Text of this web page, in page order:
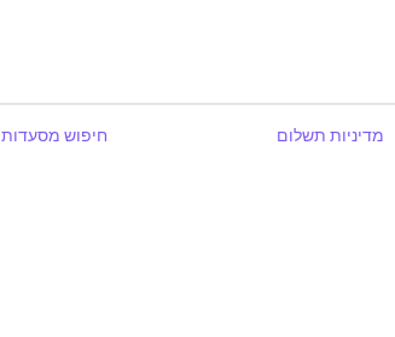
מדיניות תשלום חיפוש מסעדות